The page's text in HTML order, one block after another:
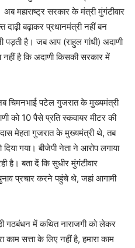
महाराष्ट्र सरकार के मंत्री मुंगंटीवार
दाढ़ी बढ़ाकर प्रधानमंत्री नहीं बन
है। जब आप (राहुल गांधी) अदाणी
नहीं है कि अदाणी किसकी सरकार में
चिमनभाई पटेल गुजरात के मुख्यमंत्री
को 10 पैसे प्रति स्कवायर मीटर की
मेहता गुजरात के मुख्यमंत्री थे, तब
गया। बीजेपी नेता ने आरोप लगाया
है। बता दें कि सुधीर मुंगंटीवार
प्रचार करने पहुंचे थे, जहां आगामी
गठबंधन में कथित नाराजगी को लेकर
काम सत्ता के लिए नहीं है, हमारा काम